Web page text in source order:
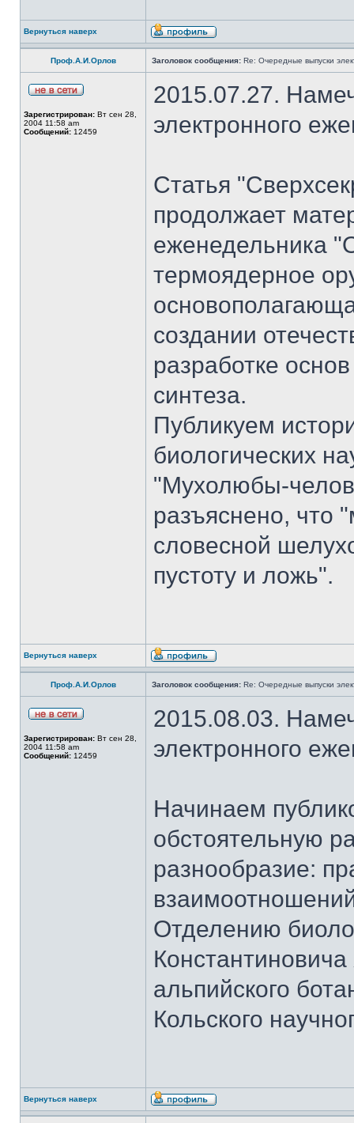
Вернуться наверх
Проф.А.И.Орлов Заголовок сообщения: Re: Очередные выпуски
Зарегистрирован: Вт сен 28,
2004 11:58 am
Сообщений: 12459
2015.07.27.
электронного
Статья
продолжает
еженедельника
термоядерное
создании
разработке
синтеза.
Публикуем
биологических
"Мухолюбы-
разъяснено, что
словесной
пустоту и ложь".
Вернуться наверх
Проф.А.И.Орлов Заголовок сообщения: Re: Очередные выпуски
Зарегистрирован: Вт сен 28,
2004 11:58 am
Сообщений: 12459
2015.08.03.
электронного
Начинаем
обстоятельную
разнообразие:
Отделению
альпийского
Кольского
Вернуться наверх